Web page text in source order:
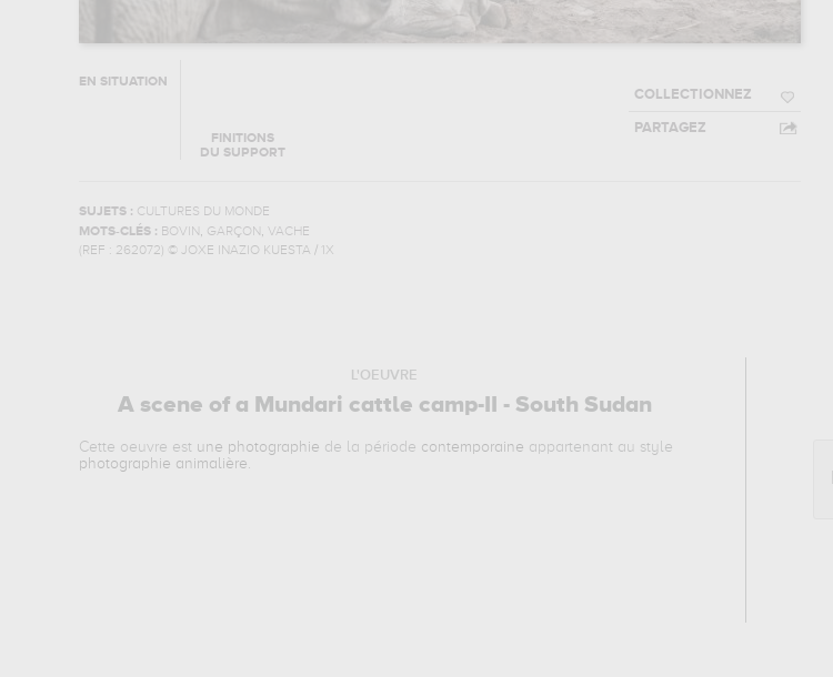
EN SITUATION
FINITIONS
DU SUPPORT
COLLECTIONNEZ
PARTAGEZ
SUJETS : CULTURES DU MONDE
MOTS-CLÉS : BOVIN, GARÇON, VACHE
(REF : 262072) © JOXE INAZIO KUESTA / 1X
L'OEUVRE
A scene of a Mundari cattle camp-II - South Sudan
Cette oeuvre est une photographie de la période contemporaine appartenant au style
photographie animalière.